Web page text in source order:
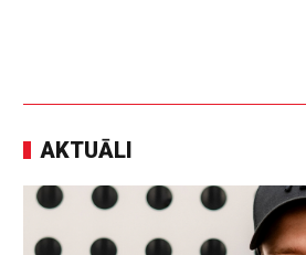
AKTUĀLI